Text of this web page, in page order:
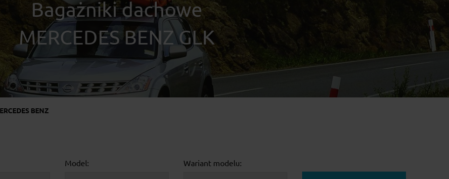
Bagażniki dachowe
MERCEDES BENZ GLK
BENZ
Model: Wariant modelu: